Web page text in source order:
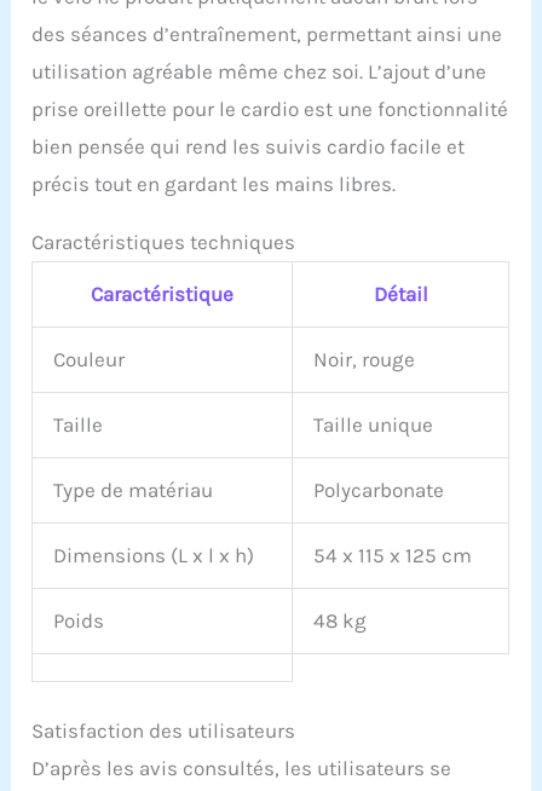
des séances d’entraînement, permettant ainsi une
utilisation agréable même chez soi. L’ajout d’une
prise oreillette pour le cardio est une fonctionnalité
bien pensée qui rend les suivis cardio facile et
précis tout en gardant les mains libres.
Caractéristiques techniques
Caractéristique Détail
Couleur Noir, rouge
Taille Taille unique
Type de matériau Polycarbonate
Dimensions (L x l x h) 54 x 115 x 125 cm
Poids 48 kg
Satisfaction des utilisateurs
D’après les avis consultés, les utilisateurs se